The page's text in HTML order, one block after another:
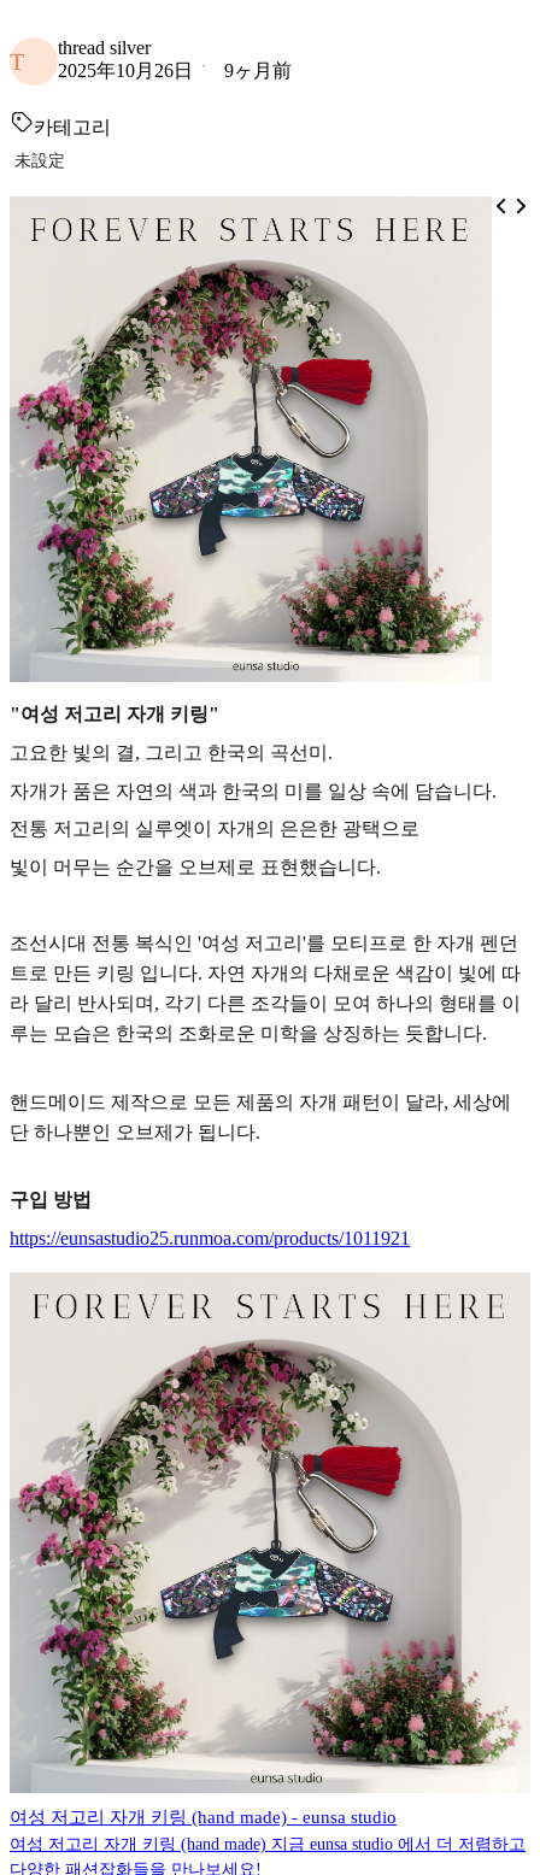
T
thread silver
2025年10月26日
9ヶ月前
카테고리
未設定
"여성 저고리 자개 키링"
고요한 빛의 결, 그리고 한국의 곡선미.
자개가 품은 자연의 색과 한국의 미를 일상 속에 담습니다.
전통 저고리의 실루엣이 자개의 은은한 광택으로
빛이 머무는 순간을 오브제로 표현했습니다.
조선시대 전통 복식인 '여성 저고리'를 모티프로 한 자개 펜던
트로 만든 키링 입니다. 자연 자개의 다채로운 색감이 빛에 따
라 달리 반사되며, 각기 다른 조각들이 모여 하나의 형태를 이
루는 모습은 한국의 조화로운 미학을 상징하는 듯합니다.
핸드메이드 제작으로 모든 제품의 자개 패턴이 달라, 세상에
단 하나뿐인 오브제가 됩니다.
구입 방법
https://eunsastudio25.runmoa.com/products/1011921
여성 저고리 자개 키링 (hand made) - eunsa studio
여성 저고리 자개 키링 (hand made) 지금 eunsa studio 에서 더 저렴하고
다양한 패션잡화들을 만나보세요!